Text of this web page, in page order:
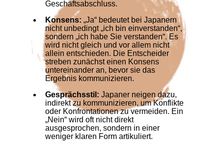
Geschäftsabschluss.
Konsens: „Ja“ bedeutet bei Japanern
nicht unbedingt „ich bin einverstanden“,
sondern „ich habe Sie verstanden“. Es
wird nicht gleich und vor allem nicht
allein entschieden. Die Entscheider
streben zunächst einen Konsens
untereinander an, bevor sie das
Ergebnis kommunizieren.
Gesprächsstil: Japaner neigen dazu,
indirekt zu kommunizieren, um Konflikte
oder Konfrontationen zu vermeiden. Ein
„Nein“ wird oft nicht direkt
ausgesprochen, sondern in einer
weniger klaren Form artikuliert.